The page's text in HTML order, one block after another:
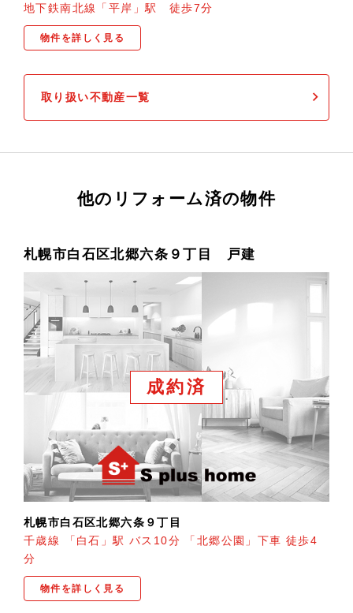
地下鉄南北線「平岸」駅 徒歩7分
物件を詳しく見る
取り扱い不動産一覧
他のリフォーム済の物件
札幌市白石区北郷六条９丁目 戸建
成約済
札幌市白石区北郷六条９丁目
千歳線 「白石」駅 バス10分 「北郷公園」下車 徒歩4
分
物件を詳しく見る